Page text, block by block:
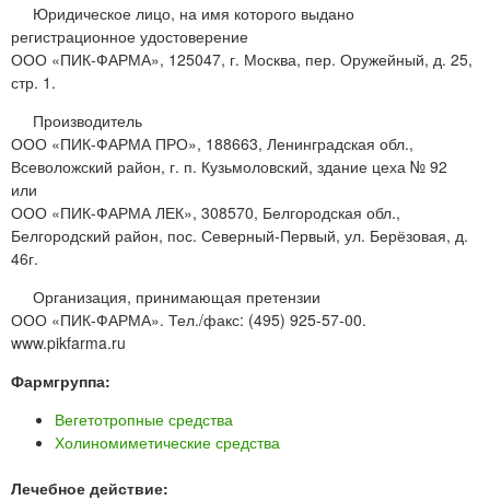
Юридическое лицо, на имя которого выдано
регистрационное удостоверение
ООО «ПИК-ФАРМА», 125047, г. Москва, пер. Оружейный, д. 25,
стр. 1.
Производитель
ООО «ПИК-ФАРМА ПРО», 188663, Ленинградская обл.,
Всеволожский район, г. п. Кузьмоловский, здание цеха № 92
или
ООО «ПИК-ФАРМА ЛЕК», 308570, Белгородская обл.,
Белгородский район, пос. Северный-Первый, ул. Берёзовая, д.
46г.
Организация, принимающая претензии
ООО «ПИК-ФАРМА». Тел./факс: (495) 925-57-00.
www.pikfarma.ru
Фармгруппа:
Вегетотропные средства
Холиномиметические средства
Лечебное действие: